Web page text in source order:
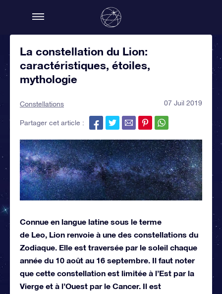
La constellation du Lion:
caractéristiques, étoiles,
mythologie
Constellations 07 Juil 2019
Partager cet article :
Connue en langue latine sous le terme
de Leo, Lion renvoie à une des constellations du
Zodiaque. Elle est traversée par le soleil chaque
année du 10 août au 16 septembre. Il faut noter
que cette constellation est limitée à l’Est par la
Vierge et à l’Ouest par le Cancer. Il est